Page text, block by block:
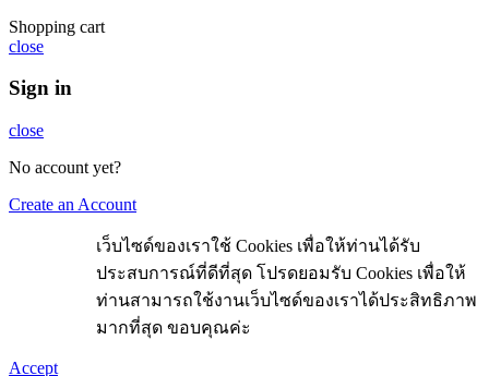
Shopping cart
close
Sign in
close
No account yet?
Create an Account
เว็บไซด์ของเราใช้ Cookies เพื่อให้ท่านได้รับ
ประสบการณ์ที่ดีที่สุด โปรดยอมรับ Cookies เพื่อให้
ท่านสามารถใช้งานเว็บไซด์ของเราได้ประสิทธิภาพ
มากที่สุด ขอบคุณค่ะ
Accept